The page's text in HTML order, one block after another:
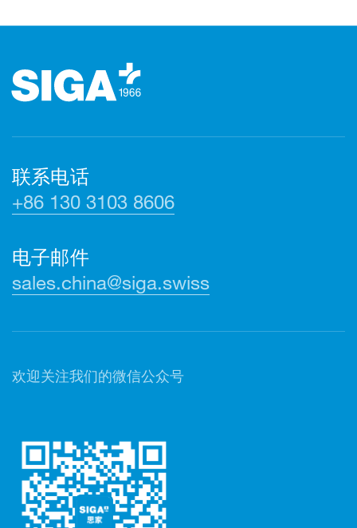
联系电话
+86 130 3103 8606
电子邮件
sales.china@siga.swiss
欢迎关注我们的微信公众号